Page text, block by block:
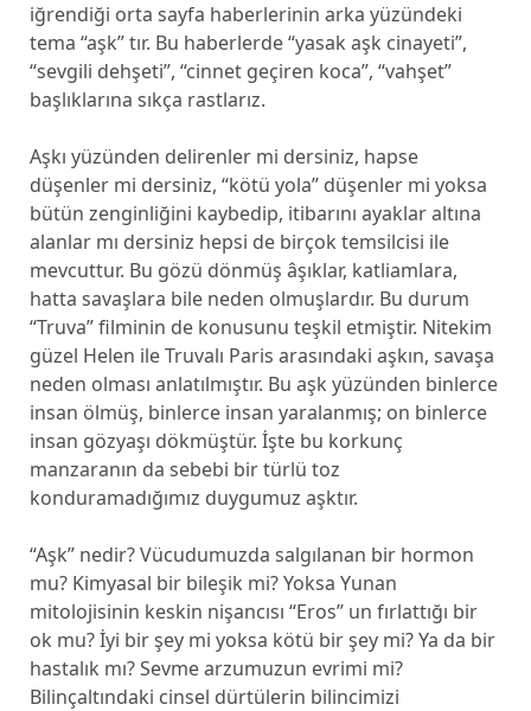
iğrendiği orta sayfa haberlerinin arka yüzündeki
tema “aşk” tır. Bu haberlerde “yasak aşk cinayeti”,
“sevgili dehşeti”, “cinnet geçiren koca”, “vahşet”
başlıklarına sıkça rastlarız.
Aşkı yüzünden delirenler mi dersiniz, hapse
düşenler mi dersiniz, “kötü yola” düşenler mi yoksa
bütün zenginliğini kaybedip, itibarını ayaklar altına
alanlar mı dersiniz hepsi de birçok temsilcisi ile
mevcuttur. Bu gözü dönmüş âşıklar, katliamlara,
hatta savaşlara bile neden olmuşlardır. Bu durum
“Truva” filminin de konusunu teşkil etmiştir. Nitekim
güzel Helen ile Truvalı Paris arasındaki aşkın, savaşa
neden olması anlatılmıştır. Bu aşk yüzünden binlerce
insan ölmüş, binlerce insan yaralanmış; on binlerce
insan gözyaşı dökmüştür. İşte bu korkunç
manzaranın da sebebi bir türlü toz
konduramadığımız duygumuz aşktır.
“Aşk” nedir? Vücudumuzda salgılanan bir hormon
mu? Kimyasal bir bileşik mi? Yoksa Yunan
mitolojisinin keskin nişancısı “Eros” un fırlattığı bir
ok mu? İyi bir şey mi yoksa kötü bir şey mi? Ya da bir
hastalık mı? Sevme arzumuzun evrimi mi?
Bilinçaltındaki cinsel dürtülerin bilincimizi